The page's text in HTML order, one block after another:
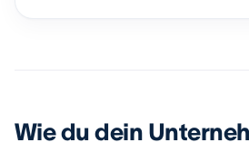
Wie du dein